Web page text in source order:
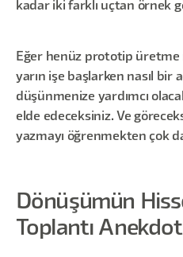
kadar iki farklı uçtan örnek
Eğer henüz prototip
yarın işe başlarken nasıl bir
düşünmenize yardımcı
elde edeceksiniz. Ve
yazmayı öğrenmekten çok
Dönüşümün
Toplantı